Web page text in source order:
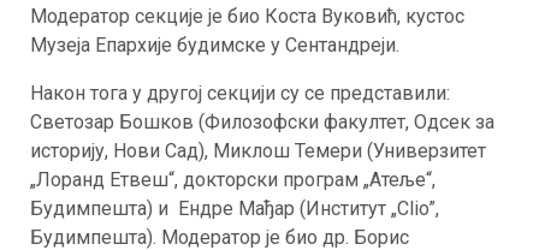
Модератор секције је био Коста Вуковић, кустос
Музеја Eпархије будимске у Сентандреји.
Након тога у другој секцији су се представили:
Светозар Бошков (Филозофски факултет, Одсек за
историју, Нови Сад), Миклош Темери (Универзитет
„Лоранд Етвеш“, докторски програм „Атеље“,
Будимпешта) и Ендре Мађар (Институт „Clio”,
Будимпештa). Модератор је био др. Борис